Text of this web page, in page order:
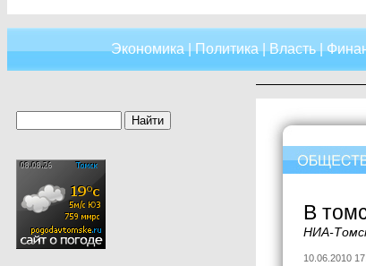
Экономика|Политика|Власть|
В
НИА-
10.06.2010